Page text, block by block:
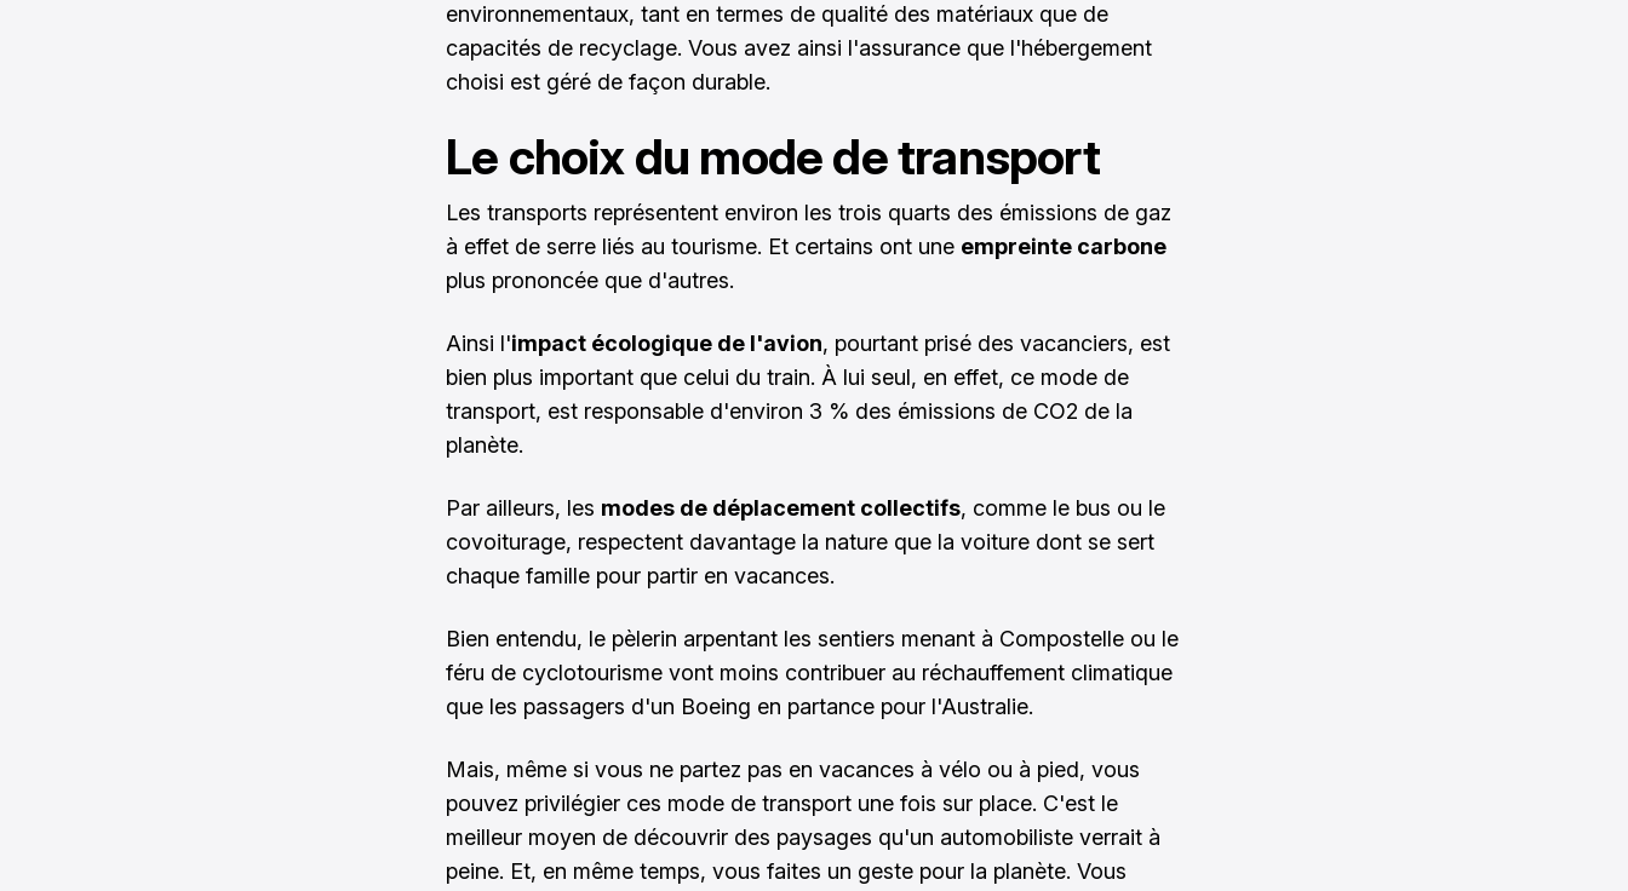
environnementaux, tant en termes de qualité des matériaux que de
capacités de recyclage. Vous avez ainsi l'assurance que l'hébergement
choisi est géré de façon durable.
Le choix du mode de transport
Les transports représentent environ les trois quarts des émissions de gaz
à effet de serre liés au tourisme. Et certains ont une empreinte carbone
plus prononcée que d'autres.
Ainsi l'impact écologique de l'avion, pourtant prisé des vacanciers, est
bien plus important que celui du train. À lui seul, en effet, ce mode de
transport, est responsable d'environ 3 % des émissions de CO2 de la
planète.
Par ailleurs, les modes de déplacement collectifs, comme le bus ou le
covoiturage, respectent davantage la nature que la voiture dont se sert
chaque famille pour partir en vacances.
Bien entendu, le pèlerin arpentant les sentiers menant à Compostelle ou le
féru de cyclotourisme vont moins contribuer au réchauffement climatique
que les passagers d'un Boeing en partance pour l'Australie.
Mais, même si vous ne partez pas en vacances à vélo ou à pied, vous
pouvez privilégier ces mode de transport une fois sur place. C'est le
meilleur moyen de découvrir des paysages qu'un automobiliste verrait à
peine. Et, en même temps, vous faites un geste pour la planète. Vous